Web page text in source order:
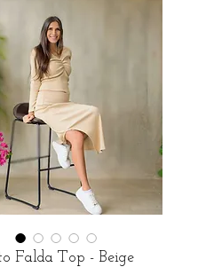
Falda Top - Beige